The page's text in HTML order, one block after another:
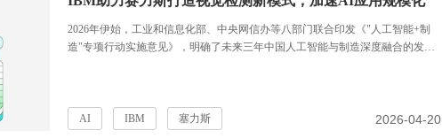
2026年伊始，工业和信息化部、中央网信办等八部门联合印发《"人工智能+制
造"专项行动实施意见》，明确了未来三年中国人工智能与制造深度融合的发展
AI
IBM 塞力斯 2026-04-20